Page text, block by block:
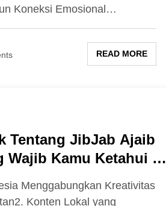
Koneksi Emosional…
READ MORE
Tentang JibJab Ajaib
Wajib Kamu Ketahui di
Menggabungkan Kreativitas
Konten Lokal yang